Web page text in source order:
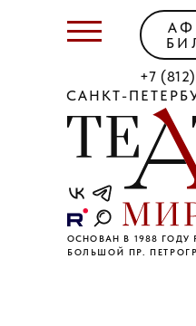
САНКТ-
ОСНОВАН В 1988
+7
БОЛЬШОЙ ПР.